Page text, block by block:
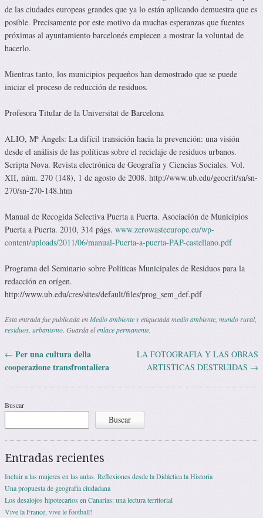
de las ciudades europeas grandes que ya lo están aplicando demuestra que es
posible. Precisamente por este motivo da muchas esperanzas que fuentes
próximas al ayuntamiento barcelonés empiecen a mostrar la voluntad de
hacerlo.
Mientras tanto, los municipios pequeños han demostrado que se puede
iniciar el proceso de reducción de residuos.
Profesora Titular de la Universitat de Barcelona
ALIÓ, Mª Àngels: La difícil transición hacia la prevención: una visión
desde el análisis de las políticas sobre el reciclaje de residuos urbanos.
Scripta Nova. Revista electrónica de Geografía y Ciencias Sociales. Vol.
XII, núm. 270 (148), 1 de agosto de 2008. http://www.ub.edu/geocrit/sn/sn-
270/sn-270-148.htm
Manual de Recogida Selectiva Puerta a Puerta. Asociación de Municipios
Puerta a Puerta. 2010, 314 págs. www.zerowasteeurope.eu/wp-
content/uploads/2011/06/manual-Puerta-a-puerta-PAP-castellano.pdf
Programa del Seminario sobre Políticas Municipales de Residuos para la
redacción en orígen.
http://www.ub.edu/cres/sites/default/files/prog_sem_def.pdf
Esta entrada fue publicada enMedio ambientey etiquetadamedio ambiente, mundo rural,
residuos, urbanismo. Guarda elenlace permanente.
Navegación de entradas
← Per una cultura della
cooperazione transfrontaliera
LA FOTOGRAFIA Y LAS OBRAS
ARTISTICAS DESTRUIDAS →
Buscar
Buscar
Entradas recientes
Incluir a las mujeres en las aulas. Reflexiones desde la Didáctica la Historia
Una propuesta de geografía ciudadana
Los desalojos hipotecarios en Canarias: una lectura territorial
Vive la France, vive le football!